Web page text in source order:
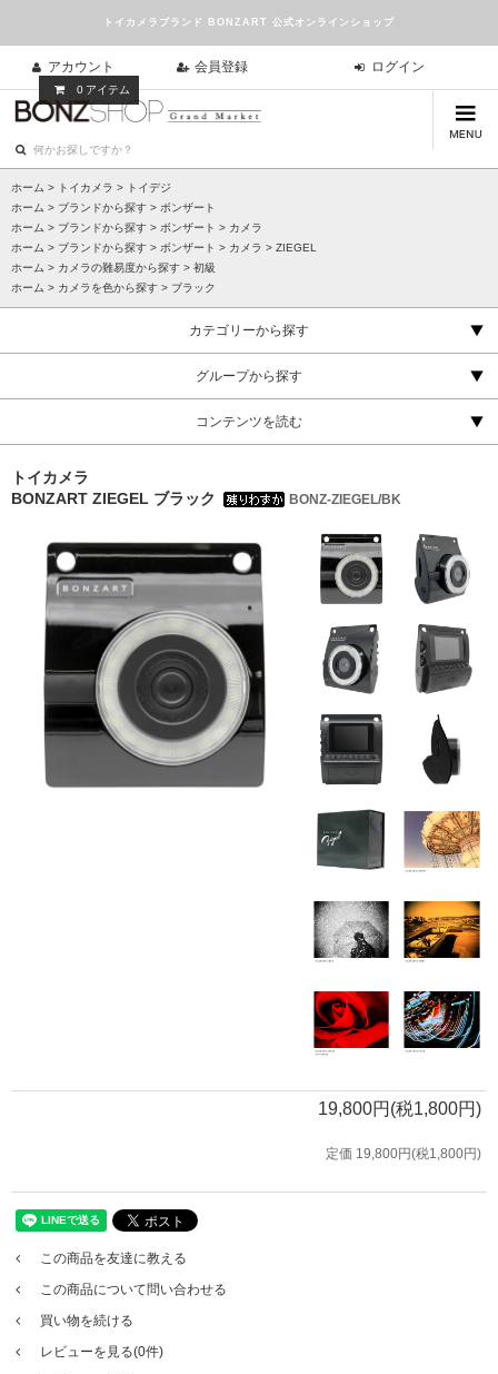
トイカメラブランド BONZART 公式オンラインショップ
アカウント 会員登録 ログイン
0 アイテム
ホーム > トイカメラ > トイデジ
ホーム > ブランドから探す > ボンザート
ホーム > ブランドから探す > ボンザート > カメラ
ホーム > ブランドから探す > ボンザート > カメラ > ZIEGEL
ホーム > カメラの難易度から探す > 初級
ホーム > カメラを色から探す > ブラック
カテゴリーから探す
グループから探す
コンテンツを読む
トイカメラ
BONZART ZIEGEL ブラック
BONZ-ZIEGEL/BK
19,800円(税1,800円)
定価 19,800円(税1,800円)
この商品を友達に教える
この商品について問い合わせる
買い物を続ける
レビューを見る(0件)